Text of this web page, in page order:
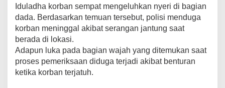
Iduladha korban sempat mengeluhkan nyeri di bagian
dada. Berdasarkan temuan tersebut, polisi menduga
korban meninggal akibat serangan jantung saat
berada di lokasi.
Adapun luka pada bagian wajah yang ditemukan saat
proses pemeriksaan diduga terjadi akibat benturan
ketika korban terjatuh.